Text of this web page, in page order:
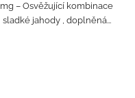
mg – Osvěžující kombinace
sladké jahody , doplněná...